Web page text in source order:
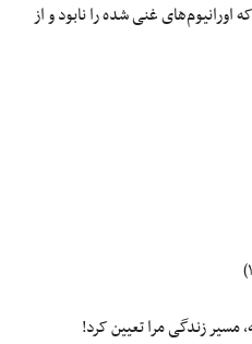
غنی شده را نابود و از
زندگی مرا تعیین کرد!